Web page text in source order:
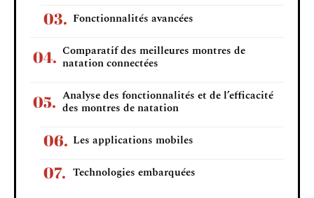
Fonctionnalités avancées
Comparatif des meilleures montres de
natation connectées
Analyse des fonctionnalités et de l’efficacité
des montres de natation
Les applications mobiles
Technologies embarquées